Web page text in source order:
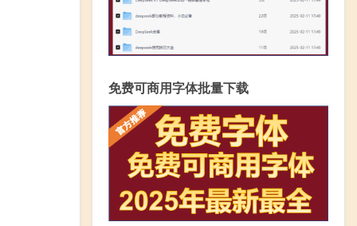
免费可商用字体批量下载